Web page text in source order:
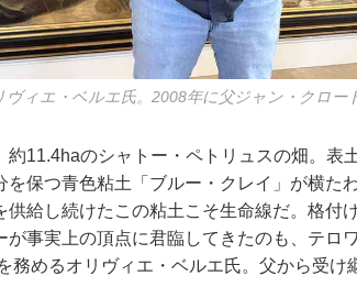
ィエ・ベルエ氏。2008年に父ジャン・クロー
約11.4haのシャトー・ペトリュスの畑。表
を保つ青色粘土「ブルー・クレイ」が横た
供給し続けたこの粘土こそ生命線だ。格付
が事実上の頂点に君臨してきたのも、テロ
務めるオリヴィエ・ベルエ氏。父から受け